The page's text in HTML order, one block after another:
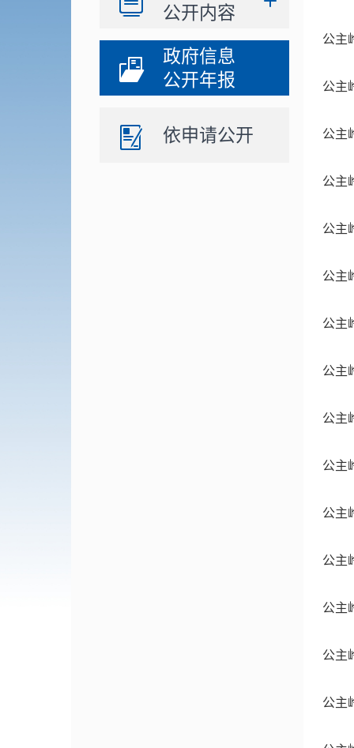
公开内容
政府信息
公开年报
依申请公开
公主
公主
公主
公主
公主
公主
公主
公主
公主
公主
公主
公主
公主
公主
公主